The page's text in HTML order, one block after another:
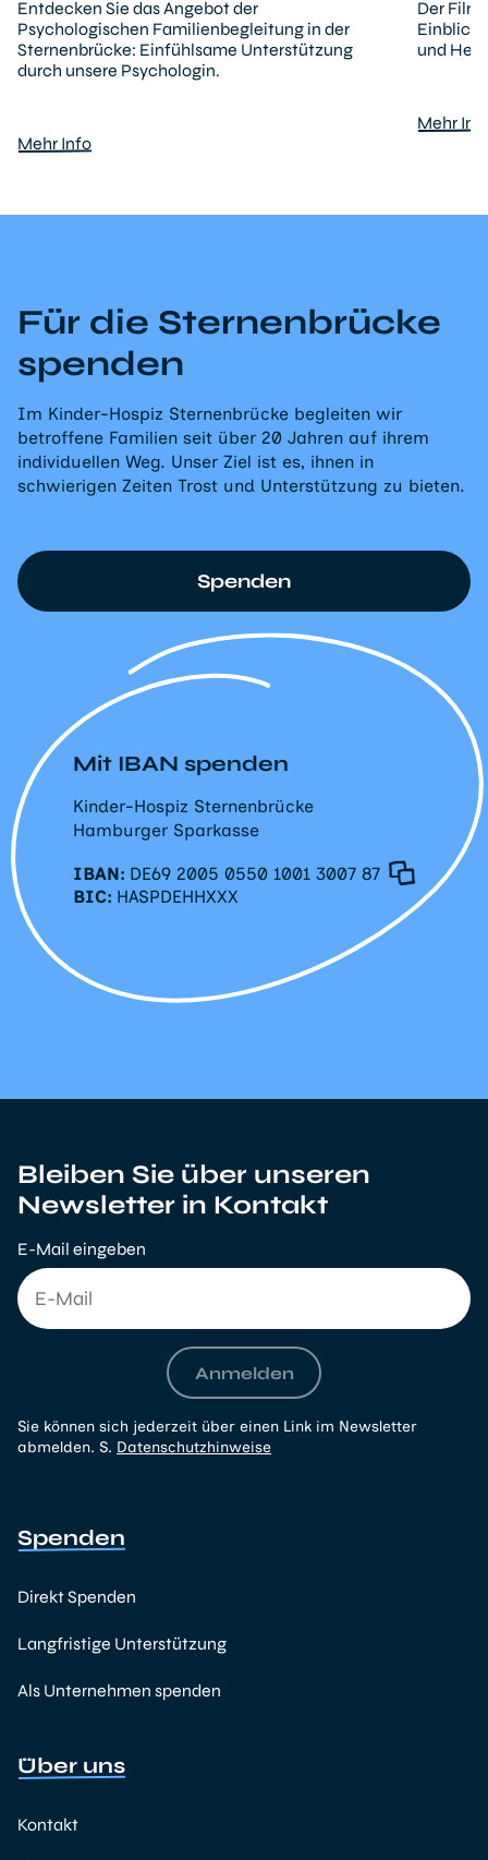
Entdecken Sie das Angebot der
Psychologischen Familienbegleitung in der
Sternenbrücke: Einfühlsame Unterstützung
durch unsere Psychologin.
Mehr Info
Der Film
und
Mehr
Für die Sternenbrücke
spenden
Im Kinder-Hospiz Sternenbrücke begleiten wir
betroffene Familien seit über 20 Jahren auf ihrem
individuellen Weg. Unser Ziel ist es, ihnen in
schwierigen Zeiten Trost und Unterstützung zu bieten.
Mit IBAN spenden
Kinder-Hospiz Sternenbrücke
Hamburger Sparkasse
IBAN: DE69 2005 0550 1001 3007 87
BIC: HASPDEHHXXX
Spenden
Bleiben Sie über unseren
Newsletter in Kontakt
E-Mail eingeben
Anmelden
Sie können sich jederzeit über einen Link im Newsletter
abmelden. S. Datenschutzhinweise
Spenden
Direkt Spenden
Langfristige Unterstützung
Als Unternehmen spenden
Über uns
Kontakt